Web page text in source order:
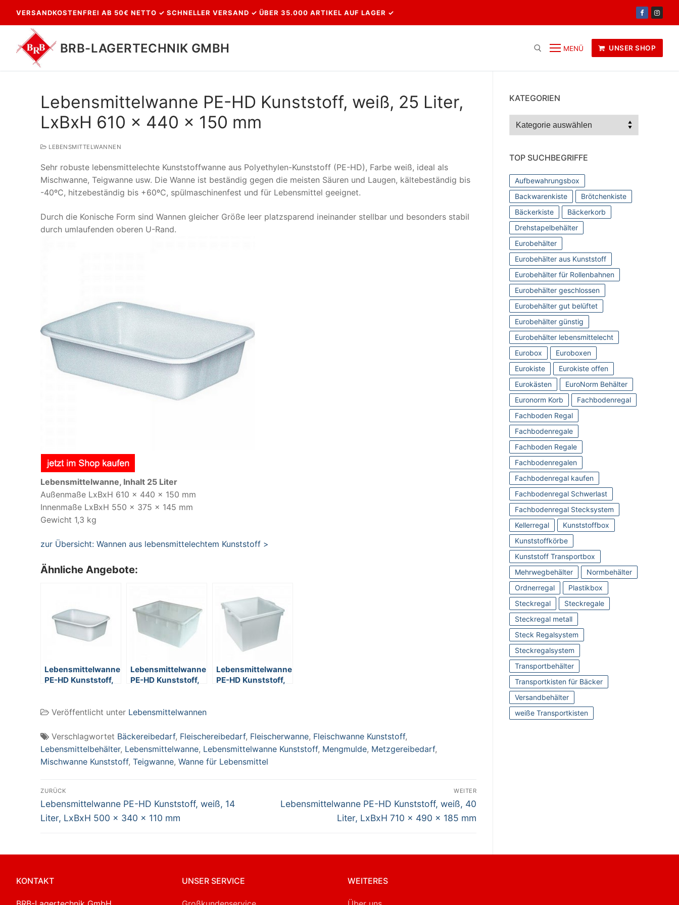
Inhalt
springen
VERSANDKOSTENFREI AB 50€ NETTO ✓ SCHNELLER VERSAND ✓ ÜBER 35.000 ARTIKEL AUF LAGER ✓
BRB-LAGERTECHNIK GMBH MENÜ UNSER SHOP
Suchen
nach:
Lebensmittelwanne PE-HD Kunststoff, weiß, 25 Liter,
LxBxH 610 x 440 x 150 mm
LEBENSMITTELWANNEN
Sehr robuste lebensmittelechte Kunststoffwanne aus Polyethylen-Kunststoff (PE-HD), Farbe weiß, ideal als
Mischwanne, Teigwanne usw. Die Wanne ist beständig gegen die meisten Säuren und Laugen, kältebeständig bis
-40ºC, hitzebeständig bis +60ºC, spülmaschinenfest und für Lebensmittel geeignet.
Durch die Konische Form sind Wannen gleicher Größe leer platzsparend ineinander stellbar und besonders stabil
durch umlaufenden oberen U-Rand.
Lebensmittelwanne, Inhalt 25 Liter
Außenmaße LxBxH 610 x 440 x 150 mm
Innenmaße LxBxH 550 x 375 x 145 mm
Gewicht 1,3 kg
zur Übersicht: Wannen aus lebensmittelechtem Kunststoff >
Ähnliche Angebote:
Lebensmittelwanne
PE-HD Kunststoff,
155 mm
Lebensmittelwanne
PE-HD Kunststoff,
375 mm
Lebensmittelwanne
PE-HD Kunststoff,
Veröffentlicht unter Lebensmittelwannen
Verschlagwortet Bäckereibedarf, Fleischereibedarf, Fleischerwanne, Fleischwanne Kunststoff,
Lebensmittelbehälter, Lebensmittelwanne, Lebensmittelwanne Kunststoff, Mengmulde, Metzgereibedarf,
Mischwanne Kunststoff, Teigwanne, Wanne für Lebensmittel
Beitragsnavigation
ZURÜCK
Vorheriger
Beitrag:
Lebensmittelwanne PE-HD Kunststoff, weiß, 14
Liter, LxBxH 500 x 340 x 110 mm
WEITER
Nächster
Lebensmittelwanne PE-HD Kunststoff, weiß, 40
Liter, LxBxH 710 x 490 x 185 mm
KATEGORIEN
Kategorien
TOP SUCHBEGRIFFE
Aufbewahrungsbox
Backwarenkiste
Brötchenkiste
Bäckerkiste
Bäckerkorb
Drehstapelbehälter
Eurobehälter
Eurobehälter aus Kunststoff
Eurobehälter für Rollenbahnen
Eurobehälter geschlossen
Eurobehälter gut belüftet
Eurobehälter günstig
Eurobehälter lebensmittelecht
Eurobox
Euroboxen
Eurokiste
Eurokiste offen
Eurokästen
EuroNorm Behälter
Euronorm Korb
Fachbodenregal
Fachboden Regal
Fachbodenregale
Fachboden Regale
Fachbodenregalen
Fachbodenregal kaufen
Fachbodenregal Schwerlast
Fachbodenregal Stecksystem
Kellerregal
Kunststoffbox
Kunststoffkörbe
Kunststoff Transportbox
Mehrwegbehälter
Normbehälter
Ordnerregal
Plastikbox
Steckregal
Steckregale
Steckregal metall
Steck Regalsystem
Steckregalsystem
Transportbehälter
Transportkisten für Bäcker
Versandbehälter
weiße Transportkisten
KONTAKT UNSER SERVICE WEITERES